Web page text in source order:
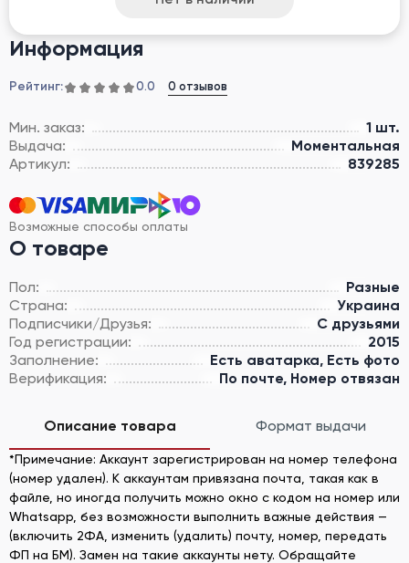
Информация
Рейтинг: 0.0 0 отзывов
Мин. заказ:
1 шт.
Выдача:
Моментальная
Артикул:
839285
Возможные способы оплаты
О товаре
Пол:
Разные
Страна:
Украина
Подписчики/Друзья:
С друзьями
Год регистрации:
2015
Заполнение:
Есть аватарка, Есть фото
Верификация:
По почте, Номер отвязан
Описание товара Формат выдачи
*Примечание: Аккаунт зарегистрирован на номер телефона
(номер удален). К аккаунтам привязана почта, такая как в
файле, но иногда получить можно окно с кодом на номер или
Whatsapp, без возможности выполнить важные действия —
(включить 2ФА, изменить (удалить) почту, номер, передать
ФП на БМ). Замен на такие аккаунты нету. Обращайте